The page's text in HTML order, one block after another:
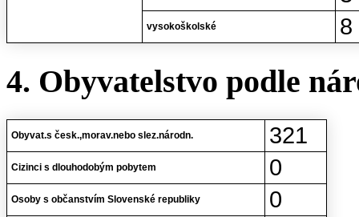
vysokoškolské 8
4. Obyvatelstvo podle
Obyvat.s česk.,morav.nebo slez.národn. 321
Cizinci s dlouhodobým pobytem 0
Osoby s občanstvím Slovenské republiky 0